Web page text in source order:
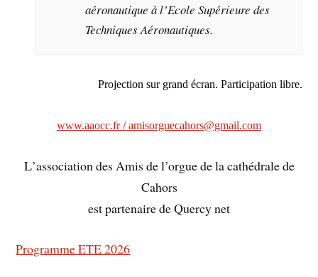
aéronautique à l’Ecole Supérieure des
Techniques Aéronautiques.
Projection sur grand écran. Participation libre.
www.aaocc.fr /amisorguecahors@gmail.com
L’association des Amis de l’orgue de la cathédrale de
Cahors
est partenaire de Quercy net
Programme ETE 2026